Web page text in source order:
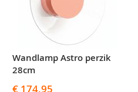
Wandlamp Astro perzik
28cm
€ 174,95